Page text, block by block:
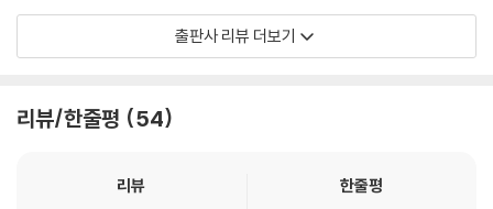
나는 〈타임〉의 CEO인 돈 로건(Don Logan)에게 베조스를 선택한 것이
실수는 아닐지, 몇 년 안에 인터넷 경제의 거품이 사라지면 어리석게 비춰
질 결정이 아닐지 물었다. 돈은 이렇게 답했다. “아니에요. 당신 선택을 밀
사업입니다. 앞으로 수십 년, 사람들이 거품이 꺼진 닷컴에 대해 다 잊은 후
얼마 전 제프 베조스가 아마존 최고경영자(CEO) 자리에서 물러난다는 뉴
스가 발표되자 많은 사람들이 그의 다음 행보를 점치기에 바빴다. 뉴스에
아마존에서 물러나 블루 오리진을 선택한 것일까? 이 책 《제프 베조스, 발
사실 제프 베조스의 우주에 대한 열망은 최근에 생긴 것이 아니다. 그가 처
출판사 리뷰 더보기
리뷰/한줄평 54
리뷰 한줄평